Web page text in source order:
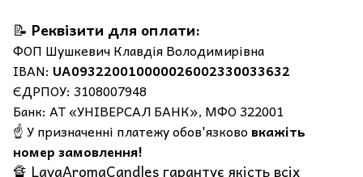
📝 Реквізити для оплати:
ФОП Шушкевич Клавдія Володимирівна
IBAN: UA093220010000026002330033632
ЄДРПОУ: 3108007948
Банк: АТ «УНІВЕРСАЛ БАНК», МФО 322001
☝️ У призначенні платежу обов'язково вкажіть
номер замовлення!
🔏 LavaAromaCandles гарантує якість всіх